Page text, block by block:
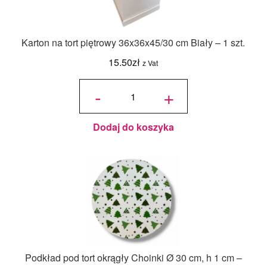
Karton na tort piętrowy 36x36x45/30 cm Biały – 1 szt.
15.50zł z Vat
-
ilość Karton
36x36x45/30
cm Biały - 1
szt. +
Dodaj do koszyka
Podkład pod tort okrągły Choinki Ø 30 cm, h 1 cm –